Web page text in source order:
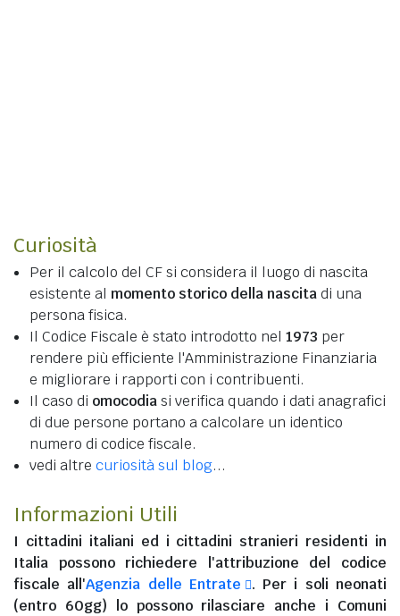
Curiosità
Per il calcolo del CF si considera il luogo di nascita
esistente al momento storico della nascitadi una
persona fisica.
Il Codice Fiscale è stato introdotto nel 1973 per
rendere più efficiente l'Amministrazione Finanziaria
e migliorare i rapporti con i contribuenti.
Il caso di omocodiasi verifica quando i dati anagrafici
di due persone portano a calcolare un identico
numero di codice fiscale.
vedi altre curiosità sul blog...
Informazioni Utili
I cittadini italiani ed i cittadini stranieri residenti in
Italia possono richiedere l'attribuzione del codice
fiscale all'Agenzia delle Entrate
. Per i soli neonati
(entro 60gg) lo possono rilasciare anche i Comuni